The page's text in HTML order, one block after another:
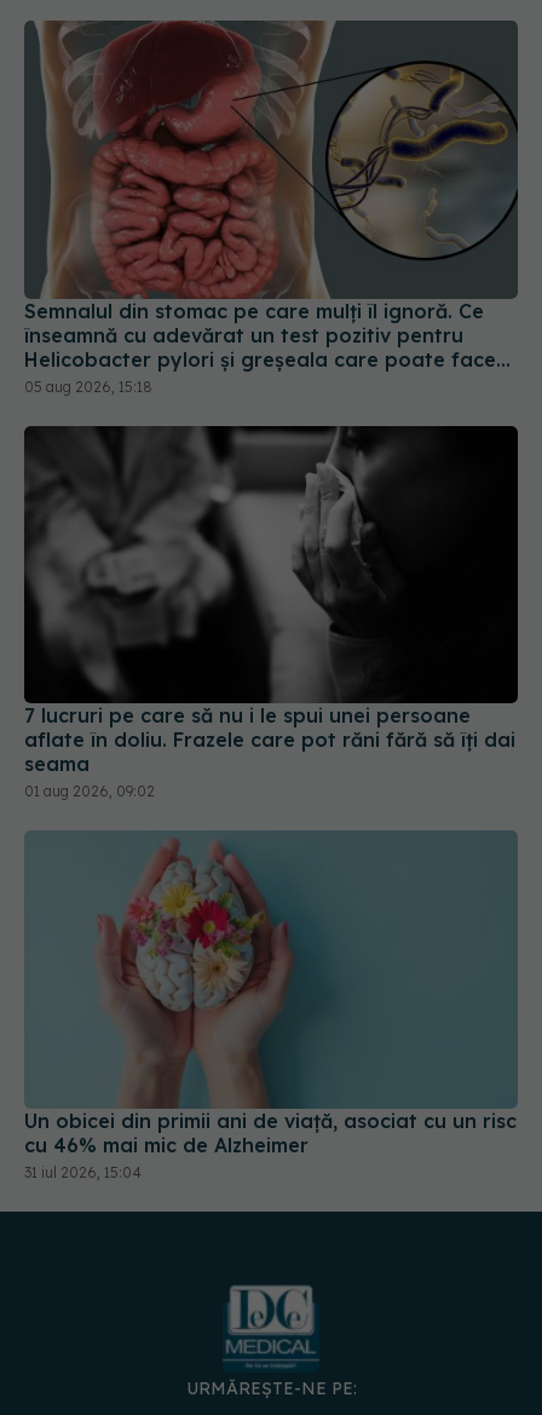
Semnalul din stomac pe care mulți îl ignoră. Ce
înseamnă cu adevărat un test pozitiv pentru
Helicobacter pylori și greșeala care poate face
tratamentul mult mai dificil
05 aug 2026, 15:18
7 lucruri pe care să nu i le spui unei persoane
aflate în doliu. Frazele care pot răni fără să îți dai
seama
01 aug 2026, 09:02
Un obicei din primii ani de viață, asociat cu un risc
cu 46% mai mic de Alzheimer
URMĂREȘTE-NE PE:
DESCARCĂ APLICAȚIA